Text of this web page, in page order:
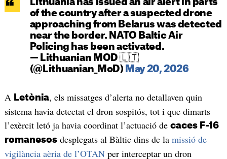
Lithuania has issued an air alert in parts
of the country after a suspected drone
approaching from Belarus was detected
near the border. NATO Baltic Air
Policing has been activated.
— Lithuanian MOD 🇱🇹
(@Lithuanian_MoD) May 20, 2026
A Letònia, els missatges d’alerta no detallaven quin
sistema havia detectat el dron sospitós, tot i que dimarts
l’exèrcit letó ja havia coordinat l’actuació de caces F-16
romanesosdesplegats al Bàltic dins de la missió de
vigilància aèria de l’OTANper interceptar un dron